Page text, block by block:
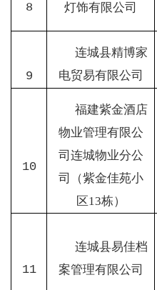
8
灯饰有限公司
9
连城县精博家
电贸易有限公司
10
福建紫金酒店
物业管理有限公
司连城物业分公
司（紫金佳苑小
区 13栋）
11
连城县易佳档
案管理有限公司